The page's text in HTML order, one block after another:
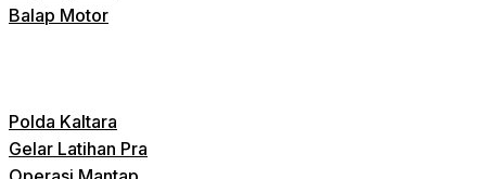
Balap Motor
Polda Kaltara
Gelar Latihan Pra